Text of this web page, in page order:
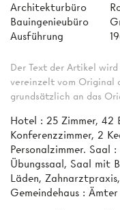
Architekturbüro
Bauingenieubüro
Ausführung
Der Text der Artikel
vereinzelt vom Original
grundsätzlich an das
Hotel : 25 Zimmer, 42
Konferenzzimmer, 2
Personalzimmer. Saal
Übungssaal, Saal mit
Läden,
Gemeindehaus :